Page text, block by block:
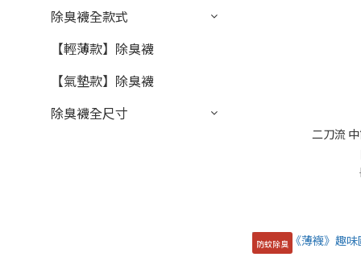
除臭襪全款式
【輕薄款】除臭襪
【氣墊款】除臭襪
除臭襪全尺寸
二刀流
防蚊除臭